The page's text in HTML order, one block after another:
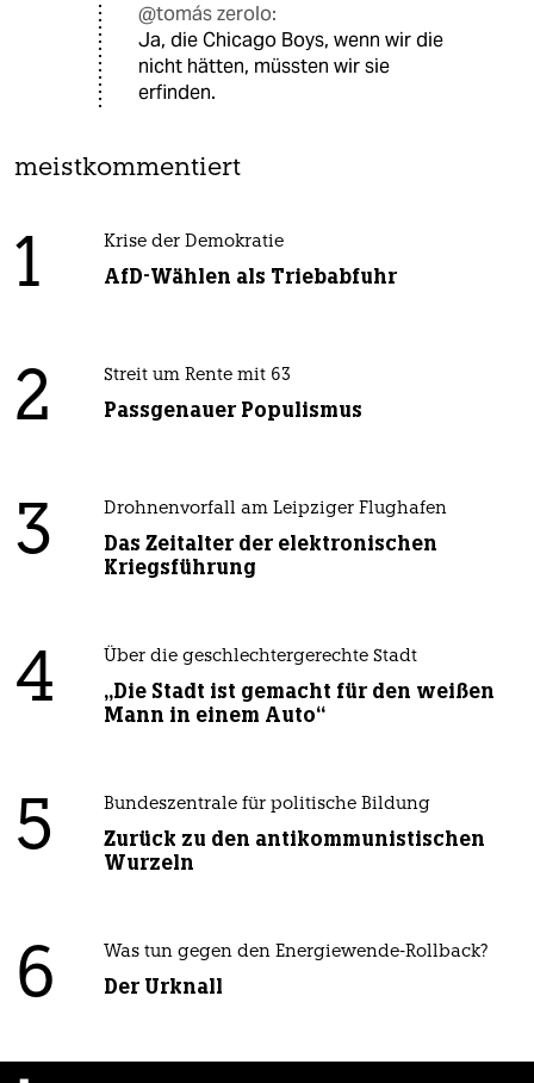
@tomás zerolo:
Ja, die Chicago Boys, wenn wir die
nicht hätten, müssten wir sie
erfinden.
meistkommentiert
1 Krise der Demokratie
AfD-Wählen als Triebabfuhr
2 Streit um Rente mit 63
Passgenauer Populismus
3 Drohnenvorfall am Leipziger Flughafen
Das Zeitalter der elektronischen
Kriegsführung
4 Über die geschlechtergerechte Stadt
„Die Stadt ist gemacht für den weißen
Mann in einem Auto“
5 Bundeszentrale für politische Bildung
Zurück zu den antikommunistischen
Wurzeln
6 Was tun gegen den Energiewende-Rollback?
Der Urknall